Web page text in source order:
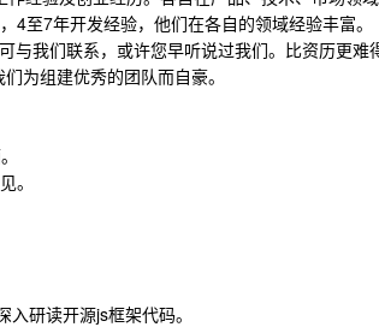
至7年开发经验，他们在各自的领域经验丰富。
与我们联系，或许您早听说过我们。比资历更难
为组建优秀的团队而自豪。
。
研读开源js框架代码。